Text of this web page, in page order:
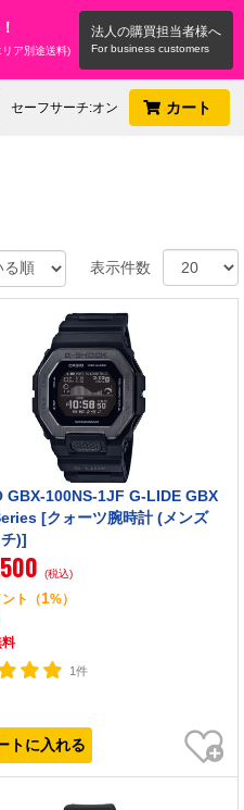
法人の購買担当者様へ
ア別途送料)
セーフサーチ:オン カート
表示件数
GBX-100NS-1JF G-LIDE GBX
[クォーツ腕時計 (メンズ
)]
(税込)
ト （1%）
1件
トに入れる
お気に入り